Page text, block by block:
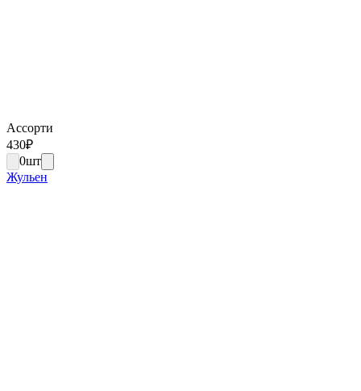
Ассорти
430₽
0шт
Жульен